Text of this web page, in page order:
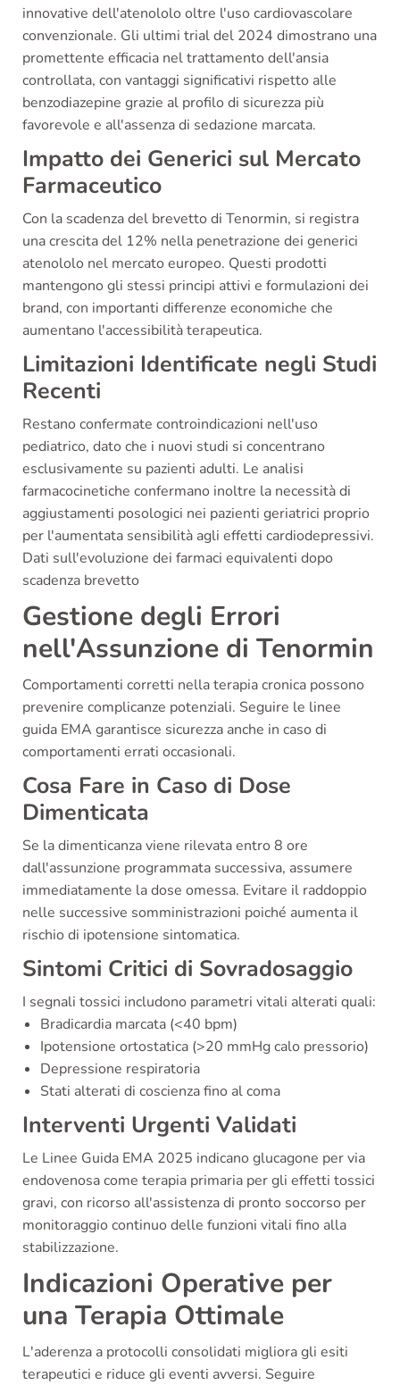
innovative dell'atenololo oltre l'uso cardiovascolare
convenzionale. Gli ultimi trial del 2024 dimostrano una
promettente efficacia nel trattamento dell'ansia
controllata, con vantaggi significativi rispetto alle
benzodiazepine grazie al profilo di sicurezza più
favorevole e all'assenza di sedazione marcata.
Impatto dei Generici sul Mercato
Farmaceutico
Con la scadenza del brevetto di Tenormin, si registra
una crescita del 12% nella penetrazione dei generici
atenololo nel mercato europeo. Questi prodotti
mantengono gli stessi principi attivi e formulazioni dei
brand, con importanti differenze economiche che
aumentano l'accessibilità terapeutica.
Limitazioni Identificate negli Studi
Recenti
Restano confermate controindicazioni nell'uso
pediatrico, dato che i nuovi studi si concentrano
esclusivamente su pazienti adulti. Le analisi
farmacocinetiche confermano inoltre la necessità di
aggiustamenti posologici nei pazienti geriatrici proprio
per l'aumentata sensibilità agli effetti cardiodepressivi.
Dati sull'evoluzione dei farmaci equivalenti dopo
scadenza brevetto
Gestione degli Errori
nell'Assunzione di Tenormin
Comportamenti corretti nella terapia cronica possono
prevenire complicanze potenziali. Seguire le linee
guida EMA garantisce sicurezza anche in caso di
comportamenti errati occasionali.
Cosa Fare in Caso di Dose
Dimenticata
Se la dimenticanza viene rilevata entro 8 ore
dall'assunzione programmata successiva, assumere
immediatamente la dose omessa. Evitare il raddoppio
nelle successive somministrazioni poiché aumenta il
rischio di ipotensione sintomatica.
Sintomi Critici di Sovradosaggio
I segnali tossici includono parametri vitali alterati quali:
Bradicardia marcata (<40 bpm)
Ipotensione ortostatica (>20 mmHg calo pressorio)
Depressione respiratoria
Stati alterati di coscienza fino al coma
Interventi Urgenti Validati
Le Linee Guida EMA 2025 indicano glucagone per via
endovenosa come terapia primaria per gli effetti tossici
gravi, con ricorso all'assistenza di pronto soccorso per
monitoraggio continuo delle funzioni vitali fino alla
stabilizzazione.
Indicazioni Operative per
una Terapia Ottimale
L'aderenza a protocolli consolidati migliora gli esiti
terapeutici e riduce gli eventi avversi. Seguire